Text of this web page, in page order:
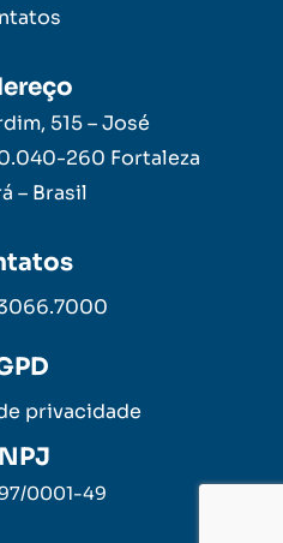
515 – José
260 Fortaleza
– Brasil
privacidade
0001-49